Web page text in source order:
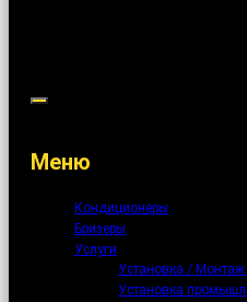
Меню
Кондиционеры
Бризеры
Услуги
Установка /
Установка